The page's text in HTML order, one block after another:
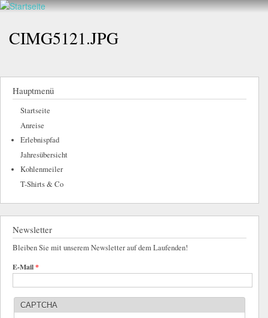
Direkt
Inhalt
Walderlebnis
e.V.
hier
CIMG5121.JPG
Hauptmenü
Startseite
Anreise
Erlebnispfad
Jahresübersicht
Kohlenmeiler
T-Shirts & Co
Newsletter
Bleiben Sie mit unserem Newsletter auf dem Laufenden!
E-Mail*
CAPTCHA